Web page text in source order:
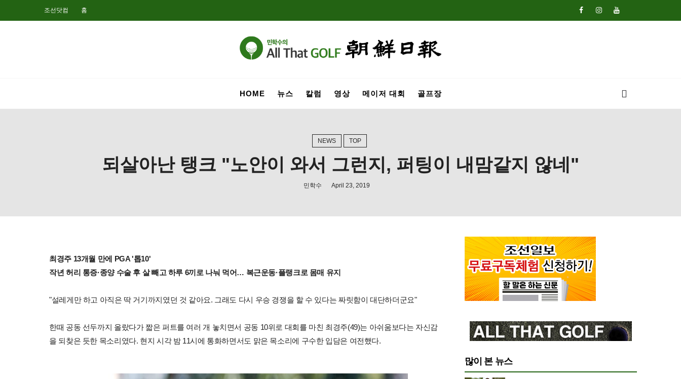
조선닷컴 홈
HOME 뉴스 칼럼 영상 메이저 대회 골프장
NEWS TOP
되살아난 탱크 "노안이 와서 그런지, 퍼팅이 내맘같지 않네"
민학수 April 23, 2019
최경주 13개월 만에 PGA '톱10'
작년 허리 통증·종양 수술 후 살 빼고 하루 6끼로 나눠 먹어… 복근운동·플랭크로 몸매 유지
"설레게만 하고 아직은 딱 거기까지였던 것 같아요. 그래도 다시 우승 경쟁을 할 수 있다는 짜릿함이 대단하더군요"
한때 공동 선두까지 올랐다가 짧은 퍼트를 여러 개 놓치면서 공동 10위로 대회를 마친 최경주(49)는 아쉬움보다는 자신감
을 되찾은 듯한 목소리였다. 현지 시각 밤 11시에 통화하면서도 맑은 목소리에 구수한 입담은 여전했다.
많이 본 뉴스